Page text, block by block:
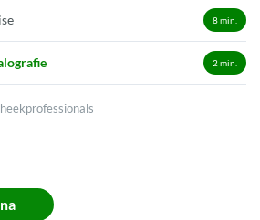
8min.
2min.